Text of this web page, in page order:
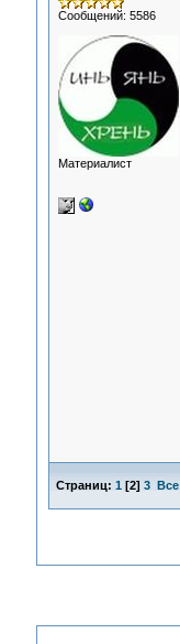
Сообщений: 5586
Материалист
Страниц: 1 [2] 3 Все